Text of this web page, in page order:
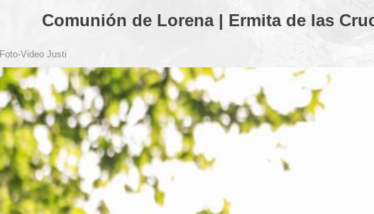
Comunión de Lorena | Ermita de las
Foto-Video Justi